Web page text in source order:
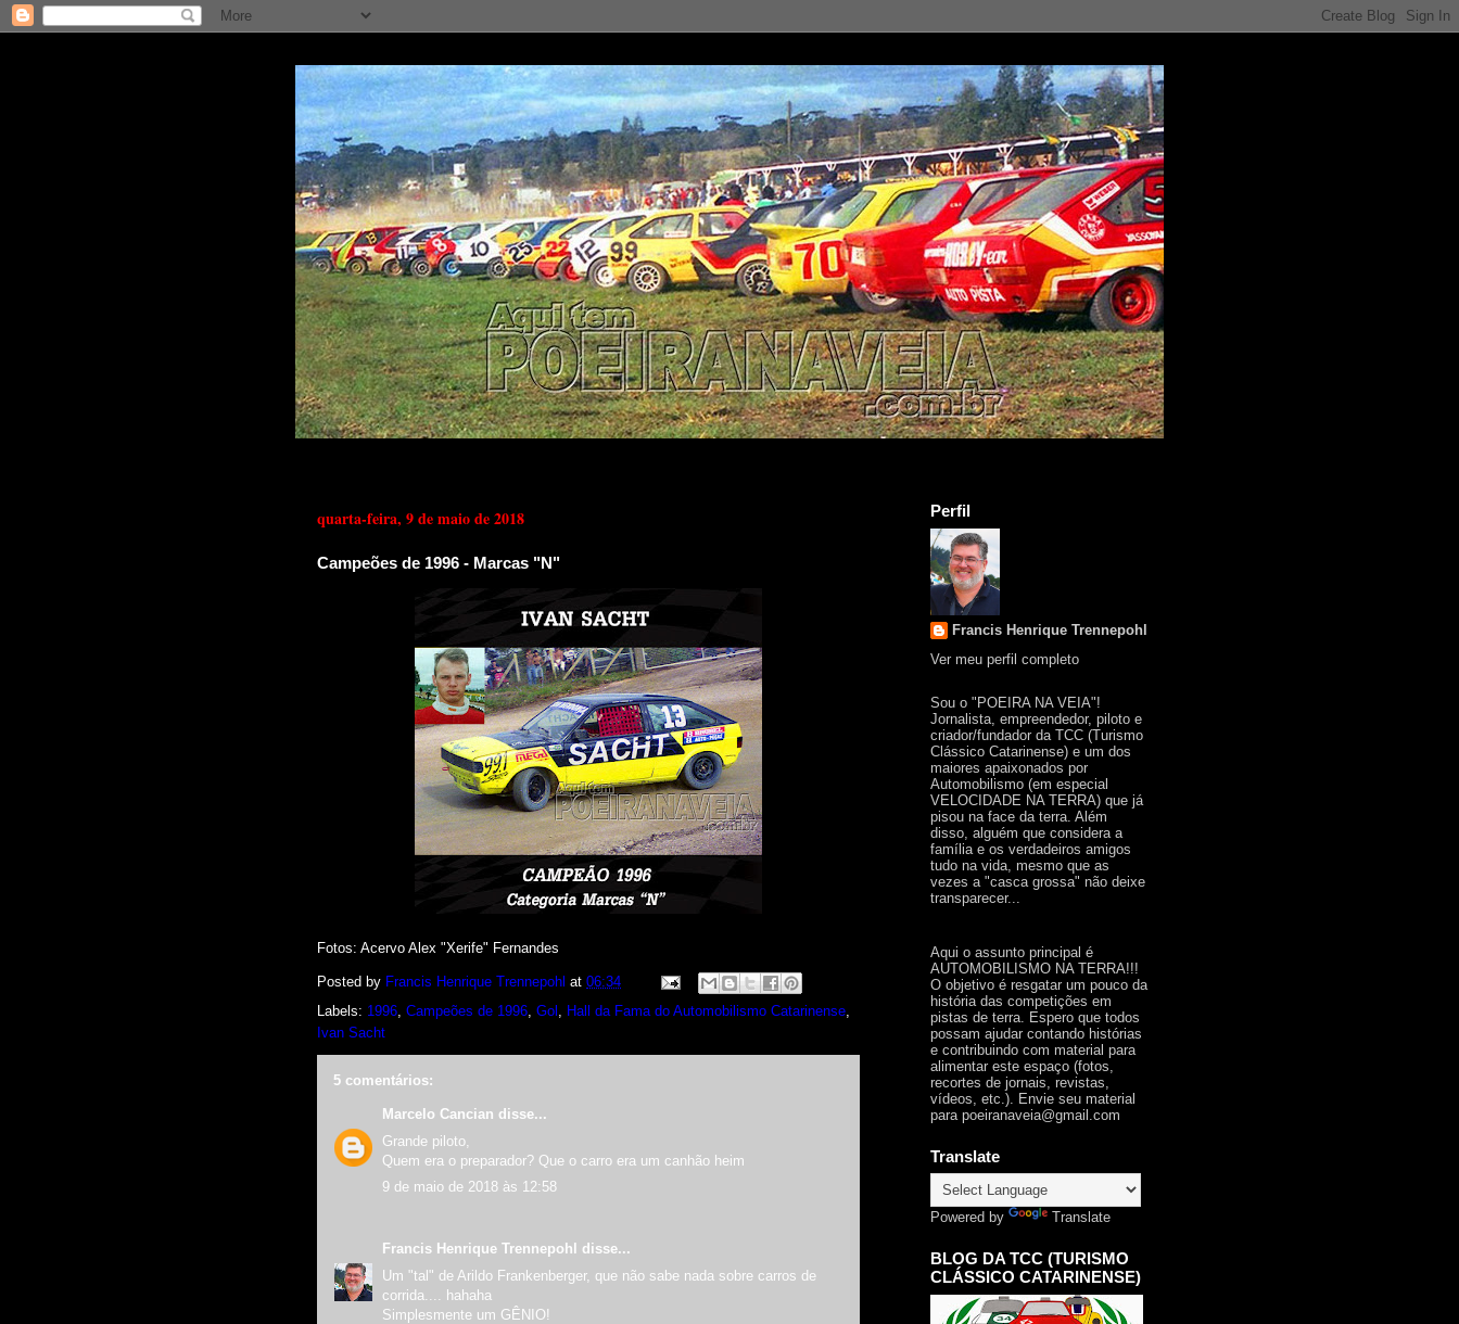
quarta-feira, 9 de maio de 2018
Campeões de 1996 - Marcas "N"
Fotos: Acervo Alex "Xerife" Fernandes
Posted by Francis Henrique Trennepohl at 06:34
Labels: 1996, Campeões de 1996, Gol , Hall da Fama do Automobilismo Catarinense,
Ivan Sacht
5 comentários:
Marcelo Cancian disse...
Grande piloto,
Quem era o preparador? Que o carro era um canhão heim
9 de maio de 2018 às 12:58
Francis Henrique Trennepohl
disse...
Um "tal" de Arildo Frankenberger, que não sabe nada sobre carros de
corrida.... hahaha
Simplesmente um GÊNIO!
Perfil
Francis Henrique Trennepohl
Ver meu perfil completo
Sou o "POEIRA NA VEIA"!
Jornalista, empreendedor, piloto e
criador/fundador da TCC (Turismo
Clássico Catarinense) e um dos
maiores apaixonados por
Automobilismo (em especial
VELOCIDADE NA TERRA) que já
pisou na face da terra. Além
disso, alguém que considera a
família e os verdadeiros amigos
tudo na vida, mesmo que as
vezes a "casca grossa" não deixe
transparecer...
Aqui o assunto principal é
AUTOMOBILISMO NA TERRA!!!
O objetivo é resgatar um pouco da
história das competições em
pistas de terra. Espero que todos
possam ajudar contando histórias
e contribuindo com material para
alimentar este espaço (fotos,
recortes de jornais, revistas,
vídeos, etc.). Envie seu material
para poeiranaveia@gmail.com
Translate
Powered by Translate
BLOG DA TCC (TURISMO
CLÁSSICO CATARINENSE)